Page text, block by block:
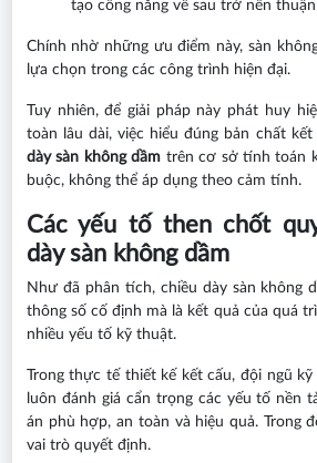
tạo công năng về sau trở nên
Chính nhờ những ưu điểm này, sàn
lựa chọn trong các công trình hiện đại.
Tuy nhiên, để giải pháp này phát huy
toàn lâu dài, việc hiểu đúng bản chất
dày sàn không dầm trên cơ sở tính toán
buộc, không thể áp dụng theo cảm tính.
Các yếu tố then chốt
dày sàn không dầm
Như đã phân tích, chiều dày sàn không
thông số cố định mà là kết quả của quá
nhiều yếu tố kỹ thuật.
Trong thực tế thiết kế kết cấu, đội ngũ
luôn đánh giá cẩn trọng các yếu tố nền
án phù hợp, an toàn và hiệu quả. Trong
vai trò quyết định.